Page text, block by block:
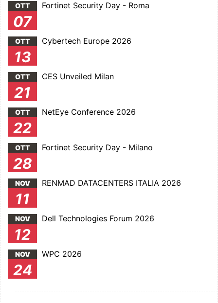
OTT
07
Fortinet Security Day - Roma
OTT
13
Cybertech Europe 2026
OTT
21
CES Unveiled Milan
OTT
22
NetEye Conference 2026
OTT
28
Fortinet Security Day - Milano
NOV
11
RENMAD DATACENTERS ITALIA 2026
NOV
12
Dell Technologies Forum 2026
NOV
24
WPC 2026